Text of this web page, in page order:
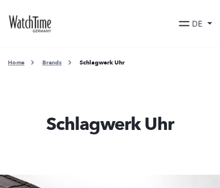
DE
Home Brands Schlagwerk Uhr
Schlagwerk Uhr